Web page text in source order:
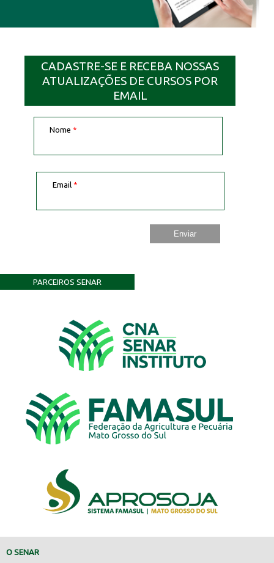
CADASTRE-SE E RECEBA NOSSAS
ATUALIZAÇÕES DE CURSOS POR
EMAIL
Nome *
Email *
PARCEIROS SENAR
O SENAR